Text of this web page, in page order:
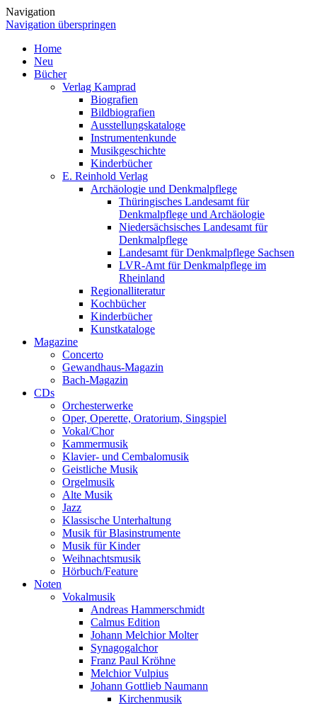
Navigation
Navigation überspringen
Home
Neu
Bücher
Verlag Kamprad
Biografien
Bildbiografien
Ausstellungskataloge
Instrumentenkunde
Musikgeschichte
Kinderbücher
E. Reinhold Verlag
Archäologie und Denkmalpflege
Thüringisches Landesamt für
Denkmalpflege und Archäologie
Niedersächsisches Landesamt für
Denkmalpflege
Landesamt für Denkmalpflege Sachsen
LVR-Amt für Denkmalpflege im
Rheinland
Regionalliteratur
Kochbücher
Kinderbücher
Kunstkataloge
Magazine
Concerto
Gewandhaus-Magazin
Bach-Magazin
CDs
Orchesterwerke
Oper, Operette, Oratorium, Singspiel
Vokal/Chor
Kammermusik
Klavier- und Cembalomusik
Geistliche Musik
Orgelmusik
Alte Musik
Jazz
Klassische Unterhaltung
Musik für Blasinstrumente
Musik für Kinder
Weihnachtsmusik
Hörbuch/Feature
Noten
Vokalmusik
Andreas Hammerschmidt
Calmus Edition
Johann Melchior Molter
Synagogalchor
Franz Paul Kröhne
Melchior Vulpius
Johann Gottlieb Naumann
Kirchenmusik